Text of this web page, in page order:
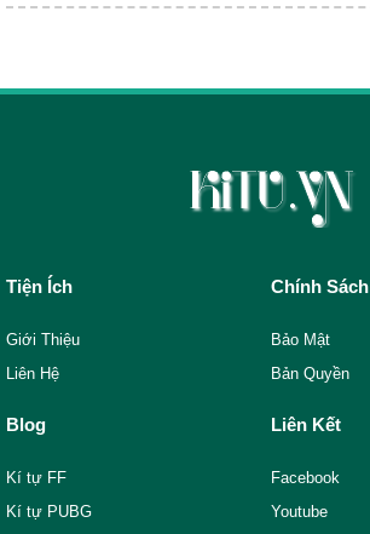
Tiện Ích
Giới Thiệu
Liên Hệ
Chính Sách
Bảo Mật
Bản Quyền
Blog
Kí tự FF
Kí tự PUBG
Liên Kết
Facebook
Youtube